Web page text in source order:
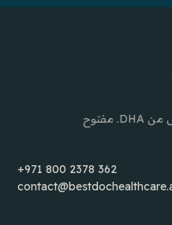
رعاية صحية منزلية في دبي. مرخّص من DHA. مفتوح
+971 800 2378 362